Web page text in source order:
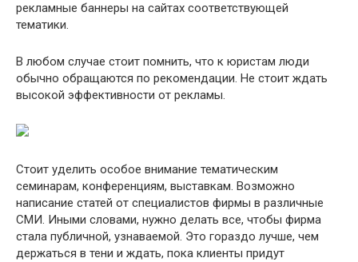
рекламные баннеры на сайтах соответствующей
тематики.
В любом случае стоит помнить, что к юристам люди
обычно обращаются по рекомендации. Не стоит ждать
высокой эффективности от рекламы.
Стоит уделить особое внимание тематическим
семинарам, конференциям, выставкам. Возможно
написание статей от специалистов фирмы в различные
СМИ. Иными словами, нужно делать все, чтобы фирма
стала публичной, узнаваемой. Это гораздо лучше, чем
держаться в тени и ждать, пока клиенты придут